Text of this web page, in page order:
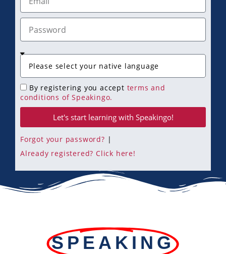
By registering you accept terms and
conditions of Speakingo.
Let's start learning with Speakingo!
Forgot your password? |
Already registered? Click here!
SPEAKING